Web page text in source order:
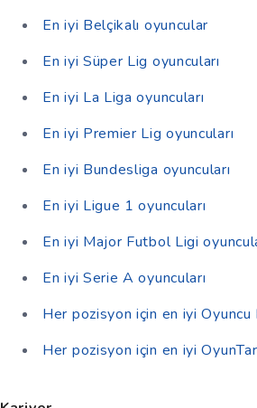
En iyi Belçikalı oyuncular
En iyi Süper Lig oyuncuları
En iyi La Liga oyuncuları
En iyi Premier Lig oyuncuları
En iyi Bundesliga oyuncuları
En iyi Ligue 1 oyuncuları
En iyi Major Futbol Ligi
En iyi Serie A oyuncuları
Her pozisyon için en iyi Oyuncu
Her pozisyon için en iyi